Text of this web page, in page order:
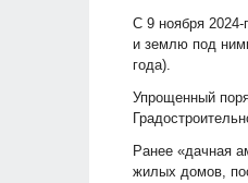
С 9 ноября 2024-
и землю под
года).
Упрощенный
Ранее «дачная
жилых домов,